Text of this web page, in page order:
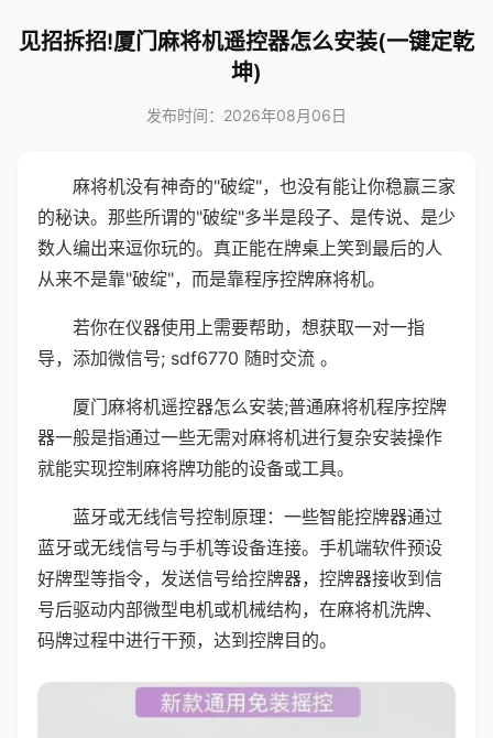
见招拆招!厦门麻将机遥控器怎么安装(一键定乾
坤)
发布时间：2026年08月06日
麻将机没有神奇的"破绽"，也没有能让你稳赢三家
的秘诀。那些所谓的"破绽"多半是段子、是传说、是少
数人编出来逗你玩的。真正能在牌桌上笑到最后的人
从来不是靠"破绽"，而是靠程序控牌麻将机。
若你在仪器使用上需要帮助，想获取一对一指
导，添加微信号; sdf6770 随时交流 。
厦门麻将机遥控器怎么安装;普通麻将机程序控牌
器一般是指通过一些无需对麻将机进行复杂安装操作
就能实现控制麻将牌功能的设备或工具。
蓝牙或无线信号控制原理：一些智能控牌器通过
蓝牙或无线信号与手机等设备连接。手机端软件预设
好牌型等指令，发送信号给控牌器，控牌器接收到信
号后驱动内部微型电机或机械结构，在麻将机洗牌、
码牌过程中进行干预，达到控牌目的。